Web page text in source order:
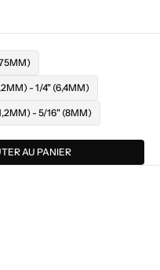
- 1/4" (6,4MM)
- 5/16" (8MM)
AU PANIER